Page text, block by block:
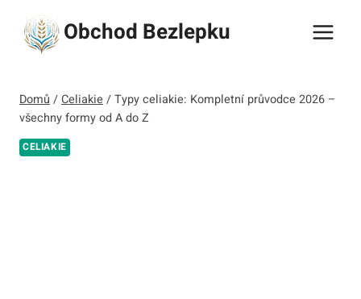
obsah
Obchod Bezlepku
Domů /Celiakie /Typy celiakie: Kompletní průvodce 2026 –
všechny formy od A do Z
CELIAKIE